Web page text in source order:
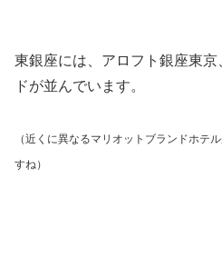
東銀座には、アロフト銀座東
ドが並んでいます。
（近くに異なるマリオットブランドホテ
すね）